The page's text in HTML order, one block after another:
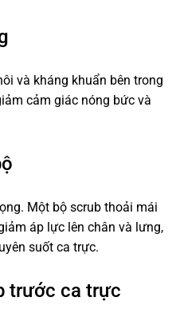
và kháng khuẩn bên trong
cảm giác nóng bức và
Một bộ scrub thoải mái
áp lực lên chân và lưng,
suốt ca trực.
trước ca trực